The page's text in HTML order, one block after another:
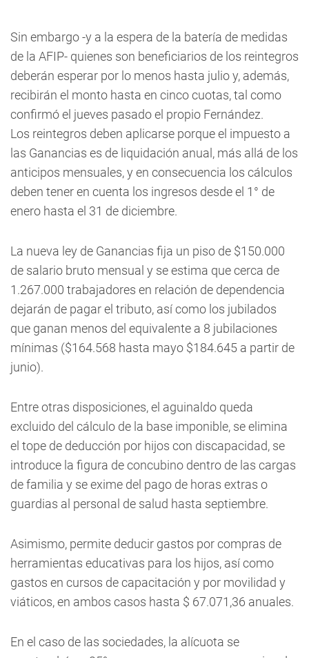
Sin embargo -y a la espera de la batería de medidas
de la AFIP- quienes son beneficiarios de los reintegros
deberán esperar por lo menos hasta julio y, además,
recibirán el monto hasta en cinco cuotas, tal como
confirmó el jueves pasado el propio Fernández.
Los reintegros deben aplicarse porque el impuesto a
las Ganancias es de liquidación anual, más allá de los
anticipos mensuales, y en consecuencia los cálculos
deben tener en cuenta los ingresos desde el 1° de
enero hasta el 31 de diciembre.
La nueva ley de Ganancias fija un piso de $150.000
de salario bruto mensual y se estima que cerca de
1.267.000 trabajadores en relación de dependencia
dejarán de pagar el tributo, así como los jubilados
que ganan menos del equivalente a 8 jubilaciones
mínimas ($164.568 hasta mayo $184.645 a partir de
junio).
Entre otras disposiciones, el aguinaldo queda
excluido del cálculo de la base imponible, se elimina
el tope de deducción por hijos con discapacidad, se
introduce la figura de concubino dentro de las cargas
de familia y se exime del pago de horas extras o
guardias al personal de salud hasta septiembre.
Asimismo, permite deducir gastos por compras de
herramientas educativas para los hijos, así como
gastos en cursos de capacitación y por movilidad y
viáticos, en ambos casos hasta $ 67.071,36 anuales.
En el caso de las sociedades, la alícuota se